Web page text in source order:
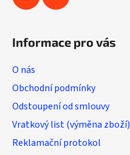
Informace pro vás
O nás
Obchodní podmínky
Odstoupení od smlouvy
Vratkový list (výměna zboží)
Reklamační protokol